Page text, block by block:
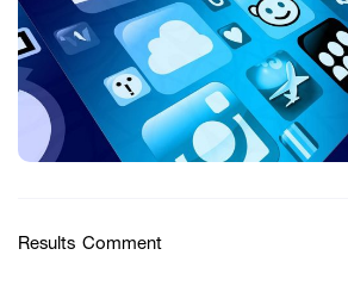
Results Comment